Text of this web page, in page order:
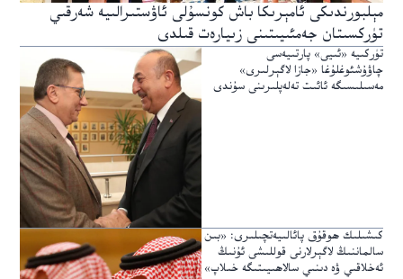
مېلبورندىكى ئامېرىكا باش كونسۇلى ئاۋستىرالىيە شەرقىي
تۈركسىتان جەمئىيىتىنى زىيارەت قىلدى
تۈركىيە «ئىيى» پارتىيەسى
چاۋۇشئوغلۇغا «جازا لاگېرلىرى»
مەسىلىسىگە ئائىت تەلەپلىرىنى سۇندى
كىشىلىك ھوقۇق پائالىيەتچىلىرى: «بىن
سالماننىڭ لاگېرلارنى قوللىشى ئۇنىڭ
ئەخلاقىي ۋە دىنىي سالاھىيىتىگە خىلاپ»